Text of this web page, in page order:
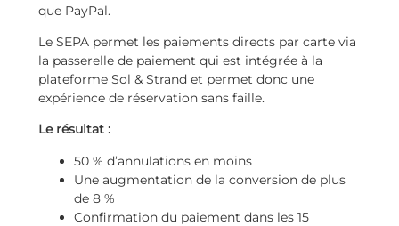
que PayPal.
Le SEPA permet les paiements directs par carte via
la passerelle de paiement qui est intégrée à la
plateforme Sol & Strand et permet donc une
expérience de réservation sans faille.
Le résultat :
50 % d’annulations en moins
Une augmentation de la conversion de plus
de 8 %
Confirmation du paiement dans les 15